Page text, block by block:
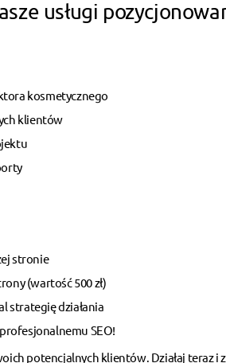
usługi
kosmetycznego
klientów
stronie
(wartość 500 zł)
strategię działania
SEO!
potencjalnych klientów. Działaj teraz